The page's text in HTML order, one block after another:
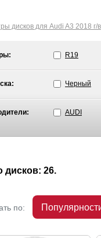
дисков для Audi A3 2018 г/в
R19
Черный
AUDI
дисков: 26.
по: